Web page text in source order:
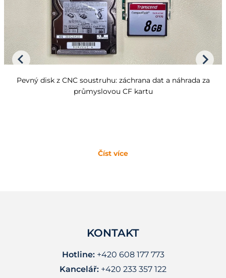
Pevný disk z CNC soustruhu: záchrana dat a náhrada za
průmyslovou CF kartu
Číst více
KONTAKT
Hotline:+420 608 177 773
Kancelář: +420 233 357 122